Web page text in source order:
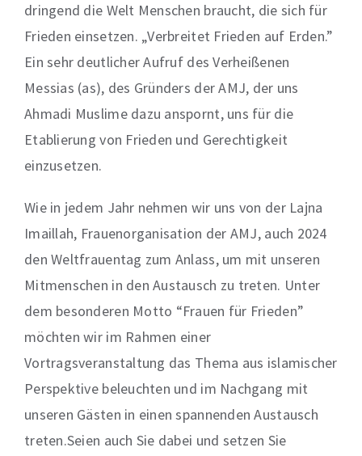
dringend die Welt Menschen braucht, die sich für
Frieden einsetzen. „Verbreitet Frieden auf Erden.”
Ein sehr deutlicher Aufruf des Verheißenen
Messias (as), des Gründers der AMJ, der uns
Ahmadi Muslime dazu anspornt, uns für die
Etablierung von Frieden und Gerechtigkeit
einzusetzen.
Wie in jedem Jahr nehmen wir uns von der Lajna
Imaillah, Frauenorganisation der AMJ, auch 2024
den Weltfrauentag zum Anlass, um mit unseren
Mitmenschen in den Austausch zu treten. Unter
dem besonderen Motto “Frauen für Frieden”
möchten wir im Rahmen einer
Vortragsveranstaltung das Thema aus islamischer
Perspektive beleuchten und im Nachgang mit
unseren Gästen in einen spannenden Austausch
treten.Seien auch Sie dabei und setzen Sie